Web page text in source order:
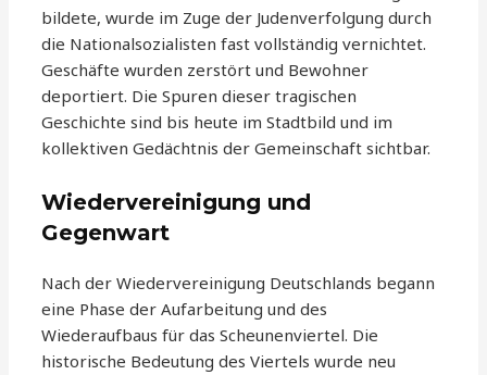
bildete, wurde im Zuge der Judenverfolgung durch
die Nationalsozialisten fast vollständig vernichtet.
Geschäfte wurden zerstört und Bewohner
deportiert. Die Spuren dieser tragischen
Geschichte sind bis heute im Stadtbild und im
kollektiven Gedächtnis der Gemeinschaft sichtbar.
Wiedervereinigung und
Gegenwart
Nach der Wiedervereinigung Deutschlands begann
eine Phase der Aufarbeitung und des
Wiederaufbaus für das Scheunenviertel. Die
historische Bedeutung des Viertels wurde neu